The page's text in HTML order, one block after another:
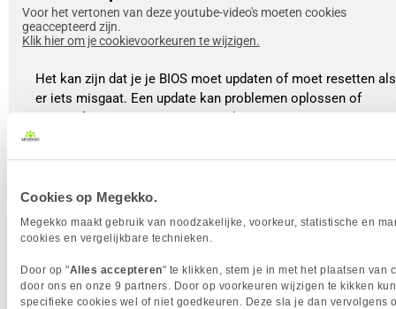
Cookies op Megekko.
Megekko maakt gebruik van noodzakelijke, voorkeur, statistische en
cookies en vergelijkbare technieken.
Door op "Alles accepteren" te klikken, stem je in met het plaatsen van
door ons en onze 9 partners. Door op voorkeuren wijzigen te kikken
specifieke cookies wel of niet goedkeuren. Deze sla je dan vervolgens
Het kan zijn dat je je BIOS moet updaten of moet resetten als
er iets misgaat. Een update kan problemen oplossen of
nieuwe functies toevoegen, terwijl een reset je BIOS terugzet
naar de fabrieksinstellingen. Er zijn verschillende manieren
om dit te doen: sommigen moederboerden hebben een Reset
manier is om de batterij van je moederbord te verwijderen en
na een korte pauze weer terug te plaatsen. De laatste manier
is door de JBAT-pins te kortsluiten met een schroevendraaier
en kom je weer in de first time bootup, waar alles weer terug
staat in de fabrieksinstellingen.
Voor het vertonen van deze youtube-video's moeten cookies
geaccepteerd zijn.
Klik hier om je cookievoorkeuren te wijzigen.